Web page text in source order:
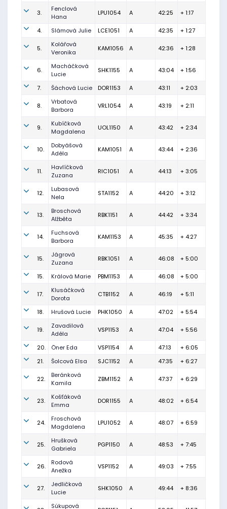
3.
Fenclová
Hana
LPU1054 A 42:25 + 1:17
4. Slámová Julie LCE1051 A 42:35 + 1:27
5.
Kolářová
Veronika
KAM1056 A 42:36 + 1:28
6.
Macháčková
Lucie
SHK1155 A 43:04 + 1:56
7. Šáchová Lucie DOR1153 A 43:11 + 2:03
8.
Vrbatová
Barbora
VRL1054 A 43:19 + 2:11
9.
Kubíčková
Magdalena
UOL1150 A 43:42 + 2:34
10.
Dobyášová
Adéla
KAM1051 A 43:44 + 2:36
11.
Havlíčková
Zuzana
RIC1051 A 44:13 + 3:05
12.
Lubasová
Nela
STA1152 A 44:20 + 3:12
13.
Broschová
Alžběta
RBK1151 A 44:42 + 3:34
14.
Fuchsová
Barbora
KAM1153 A 45:35 + 4:27
15.
Jágrová
Zuzana
RBK1051 A 46:08 + 5:00
15. Králová Marie PBM1153 A 46:08 + 5:00
17.
Klusáčková
Dorota
CTB1152 A 46:19 + 5:11
18. Hrušová Lucie PHK1050 A 47:02 + 5:54
19.
Zavadilová
Adéla
VSP1153 A 47:04 + 5:56
20. Öner Eda VSP1154 A 47:13
+ 6:05
21.
Šolcová Elsa SJC1152 A 47:35 + 6:27
22.
Beránková
Kamila
ZBM1152 A 47:37 + 6:29
23.
Košťáková
Emma
DOR1155 A 48:02 + 6:54
24.
Froschová
Magdalena
LPU1052 A 48:07 + 6:59
25.
Hrušková
Gabriela
PGP1150 A 48:53 + 7:45
26.
Rodová
Anežka
VSP1152 A 49:03 + 7:55
27.
Jedličková
Lucie
SHK1050 A 49:44 + 8:36
Súkupová